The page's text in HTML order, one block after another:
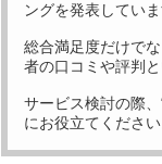
ングを発表していま
総合満足度だけで
者の口コミや評判
サービス検討の際
にお役立てください